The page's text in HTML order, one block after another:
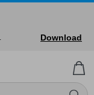
Download